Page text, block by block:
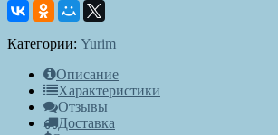
Категории: Yurim
Описание
Характеристики
Отзывы
Доставка